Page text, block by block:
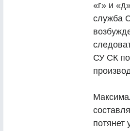
«г» и
служба
СУ СК
потянет